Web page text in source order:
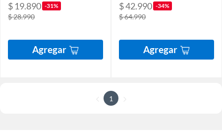
$ 19.890 -31%
$ 28.990
Agregar
$ 42.990 -34%
$ 64.990
Agregar
1